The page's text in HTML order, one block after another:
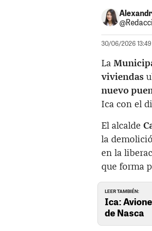
30/06/2026 13:49
La
viviendas
nuevo
Ica con el
El alcalde
la
en la
que forma
LEER TAMBIÉN:
Ica:
de Nasca